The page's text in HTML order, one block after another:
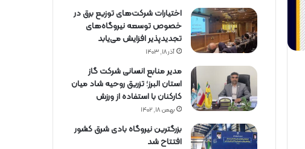
اختیارات شرکت‌های توزیع برق در
خصوص توسعه نیروگاه‌های
تجدیدپذیر افزایش می‌یابد
آذر ۱۸, ۱۴۰۳
مدیر منابع انسانی شرکت گاز
استان البرز؛ تزریق روحیه شاد میان
کارکنان با استفاده از ورزش
بهمن ۱۸, ۱۴۰۲
بزرگترین نیروگاه بادی شرق کشور
افتتاح شد